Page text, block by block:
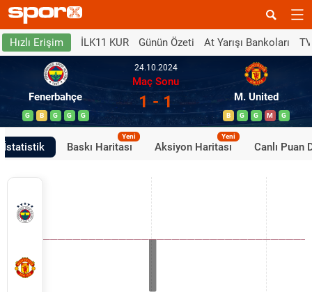
Hızlı Erişim İLK11 KUR Günün Özeti At Yarışı Bankoları
Fenerbahçe
G B G G G
24.10.2024
Maç Sonu
1 - 1 M. United
B G G M G
İstatistik Baskı Haritası
Yeni
Aksiyon Haritası
Yeni
Canlı Puan